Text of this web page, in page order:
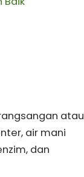
atau
air mani
dan